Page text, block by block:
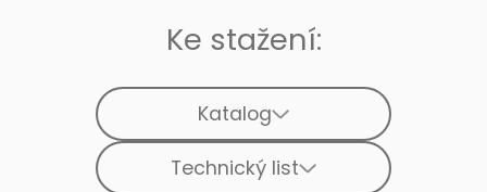
Ke stažení:
Katalog
Technický list